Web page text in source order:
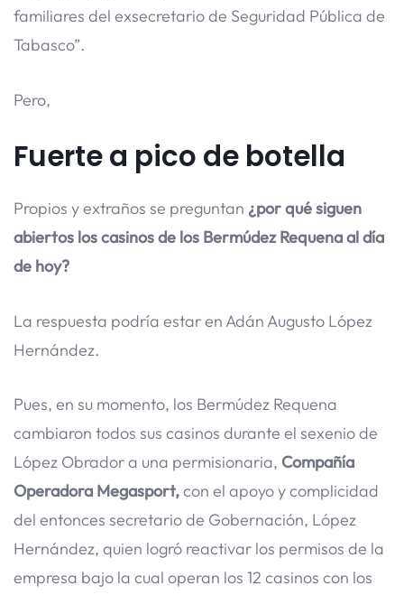
familiares del exsecretario de Seguridad Pública de
Tabasco”.
Pero,
Fuerte a pico de botella
Propios y extraños se preguntan ¿por qué siguen
abiertos los casinos de los Bermúdez Requena al día
de hoy?
La respuesta podría estar en Adán Augusto López
Hernández.
Pues, en su momento, los Bermúdez Requena
cambiaron todos sus casinos durante el sexenio de
López Obrador a una permisionaria, Compañía
Operadora Megasport,con el apoyo y complicidad
del entonces secretario de Gobernación, López
Hernández, quien logró reactivar los permisos de la
empresa bajo la cual operan los 12 casinos con los